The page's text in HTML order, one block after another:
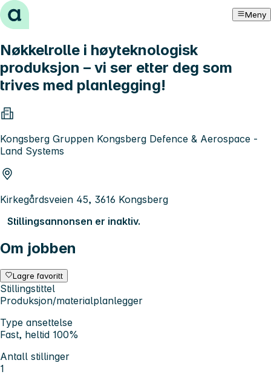
Hopp til innhold Meny
Nøkkelrolle i høyteknologisk
produksjon – vi ser etter deg som
trives med planlegging!
Kongsberg Gruppen Kongsberg Defence & Aerospace -
Land Systems
Kirkegårdsveien 45, 3616 Kongsberg
Stillingsannonsen er inaktiv.
Om jobben
Lagre favoritt
Stillingstittel
Produksjon/materialplanlegger
Type ansettelse
Fast, heltid 100%
Antall stillinger
1